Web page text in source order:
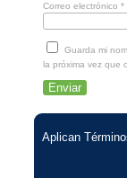
Correo electrónico *
Guarda mi
la próxima vez que
Aplican